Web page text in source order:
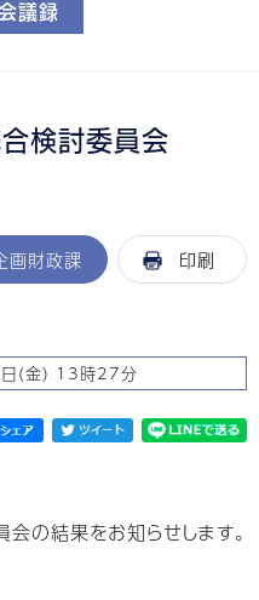
議録
検討委員会
画財政課 印刷
(金) 13時27分
の結果をお知らせします。